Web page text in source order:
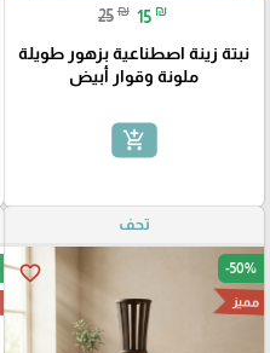
25 ₪ 15 ₪
نبتة زينة اصطناعية بزهور طويلة
ملونة وقوار أبيض
add_shopping_cart
تحف
favorite_border -50%
مميز